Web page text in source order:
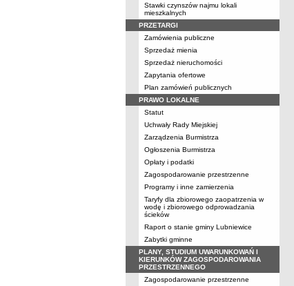
Stawki czynszów najmu lokali
mieszkalnych
PRZETARGI
Zamówienia publiczne
Sprzedaż mienia
Sprzedaż nieruchomości
Zapytania ofertowe
Plan zamówień publicznych
PRAWO LOKALNE
Statut
Uchwały Rady Miejskiej
Zarządzenia Burmistrza
Ogłoszenia Burmistrza
Opłaty i podatki
Zagospodarowanie przestrzenne
Programy i inne zamierzenia
Taryfy dla zbiorowego zaopatrzenia w
wodę i zbiorowego odprowadzania
ścieków
Raport o stanie gminy Lubniewice
Zabytki gminne
PLANY, STUDIUM UWARUNKOWAŃ I
KIERUNKÓW ZAGOSPODAROWANIA
PRZESTRZENNEGO
Zagospodarowanie przestrzenne